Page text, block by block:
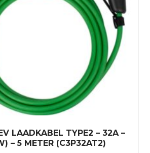
LAADKABEL TYPE2 – 32A –
– 5 METER (C3P32AT2)